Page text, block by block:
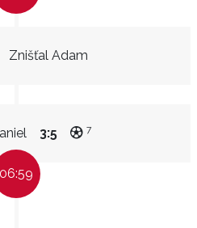
Znišťal Adam
3:5 7
06:59